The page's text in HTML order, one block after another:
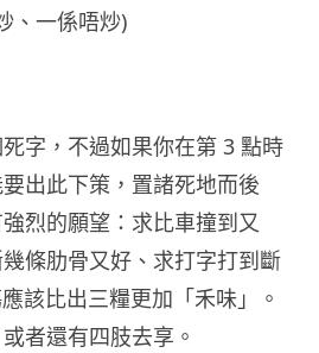
、一係唔炒)
字，不過如果你在第 3 點時
出此下策，置諸死地而後
烈的願望：求比車撞到又
條肋骨又好、求打字打到斷
該比出三糧更加「禾味」。
者還有四肢去享。